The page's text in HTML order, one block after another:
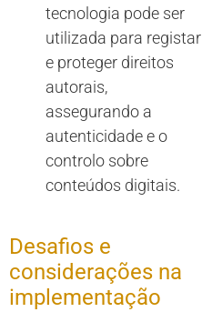
tecnologia pode ser
utilizada para registar
e proteger direitos
autorais,
assegurando a
autenticidade e o
controlo sobre
conteúdos digitais.
Desafios e
considerações na
implementação